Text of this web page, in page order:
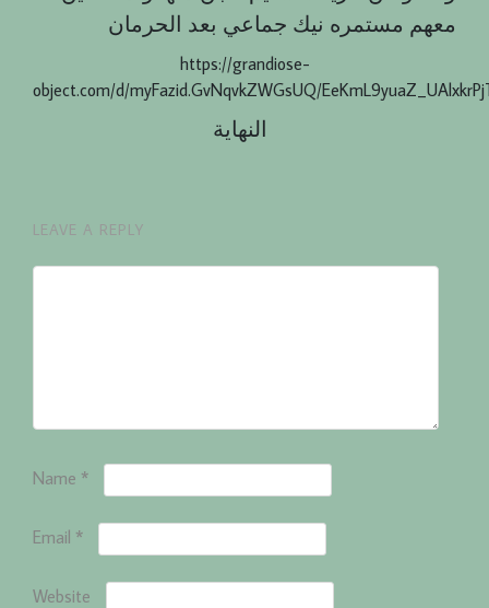
معهم مستمره نيك جماعي بعد الحرمان
https://grandiose-
object.com/d/myFazid.GvNqvkZWGsUQ/
النهایة
LEAVE A REPLY
Name *
Email *
Website